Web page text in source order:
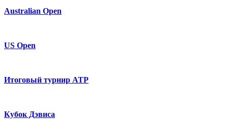
Australian Open
US Open
Итоговый турнир ATP
Кубок Дэвиса